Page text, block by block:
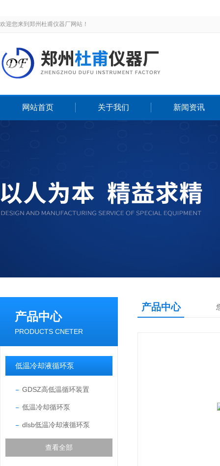
欢迎您来到郑州杜甫仪器厂网站！
网站首页 关于我们 新闻资讯
产品中心
PRODUCTS CNETER
低温冷却液循环泵
GDSZ高低温循环装置
低温冷却循环泵
dlsb低温冷却液循环泵
查看全部
产品中心